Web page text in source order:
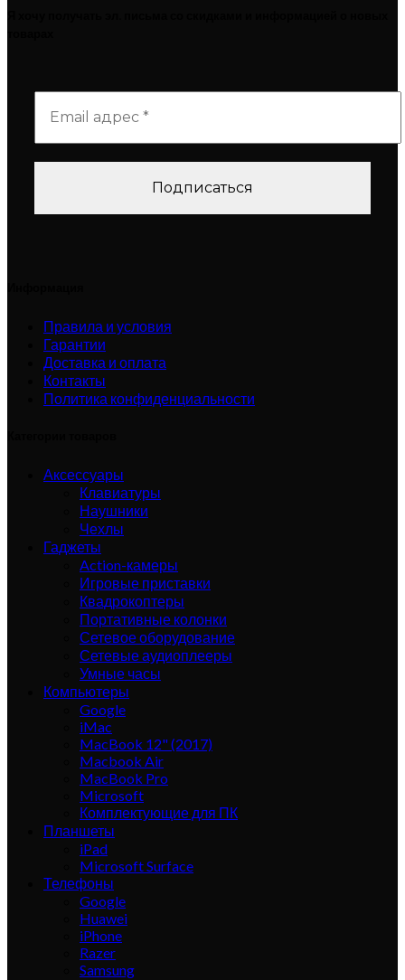
Правила и условия
Гарантии
Доставка и оплата
Контакты
Политика конфиденциальности
Аксессуары
Клавиатуры
Наушники
Чехлы
Гаджеты
Action-камеры
Игровые приставки
Квадрокоптеры
Портативные колонки
Сетевое оборудование
Сетевые аудиоплееры
Умные часы
Компьютеры
Google
iMac
MacBook 12" (2017)
Macbook Air
MacBook Pro
Microsoft
Комплектующие для ПК
Планшеты
iPad
Microsoft Surface
Телефоны
Google
Huawei
iPhone
Razer
Samsung